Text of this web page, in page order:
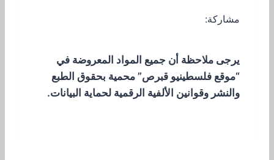
مشاركة:
يرجى ملاحظة أن جميع المواد المعروضة في
“موقع فلسطينيو قبرص” محمية بحقوق الطبع
والنشر وقوانين الألفية الرقمية لحماية البيانات.